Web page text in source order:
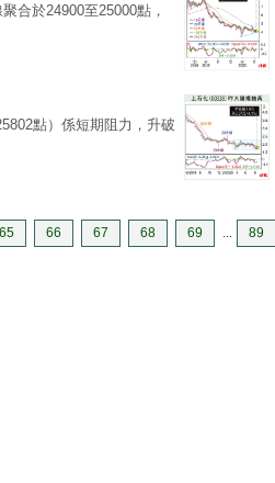
合於24900至25000點，
點）係短期阻力，升破
65 66 67 68 69 ... 89